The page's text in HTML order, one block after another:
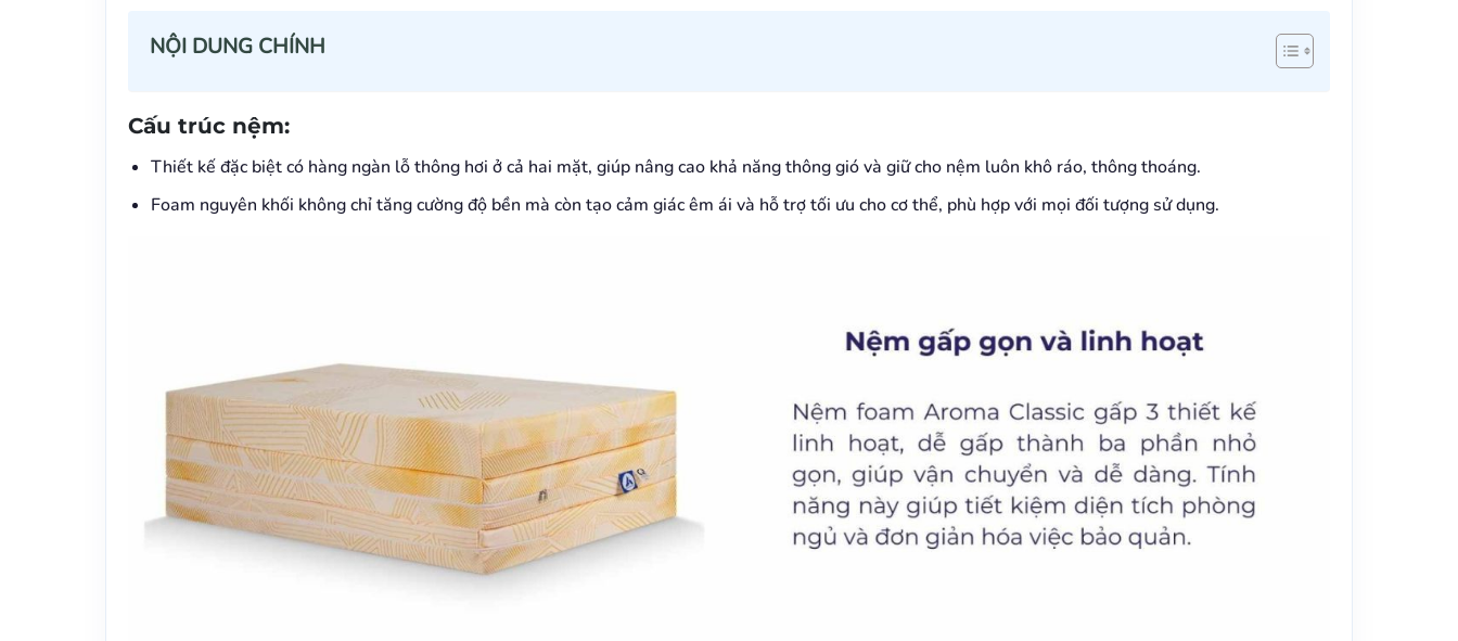
NỘI DUNG CHÍNH
Cấu trúc nệm:
Thiết kế đặc biệt có hàng ngàn lỗ thông hơi ở cả hai mặt, giúp nâng cao khả năng thông gió và giữ cho nệm luôn khô ráo, thông thoáng.
Foam nguyên khối không chỉ tăng cường độ bền mà còn tạo cảm giác êm ái và hỗ trợ tối ưu cho cơ thể, phù hợp với mọi đối tượng sử dụng.